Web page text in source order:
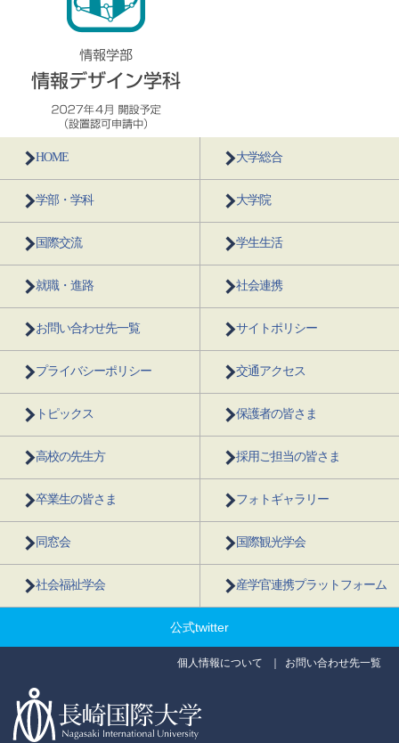
HOME 大学総合
学部・学科 大学院
国際交流 学生生活
就職・進路 社会連携
お問い合わせ先一覧 サイトポリシー
プライバシーポリシー 交通アクセス
トピックス 保護者の皆さま
高校の先生方 採用ご担当の皆さま
卒業生の皆さま フォトギャラリー
同窓会 国際観光学会
社会福祉学会 産学官連携プラットフォーム
公式twitter
個人情報について お問い合わせ先一覧